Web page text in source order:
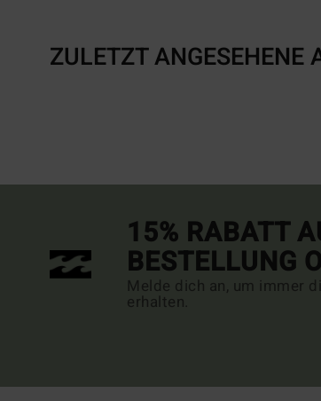
ZULETZT ANGESEHENE
15% RABATT
BESTELLUNG
Melde dich an, um immer
erhalten.